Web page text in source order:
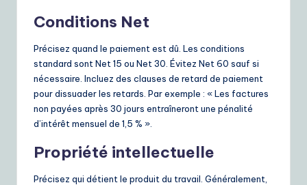
Conditions Net
Précisez quand le paiement est dû. Les conditions
standard sont Net 15 ou Net 30. Évitez Net 60 sauf si
nécessaire. Incluez des clauses de retard de paiement
pour dissuader les retards. Par exemple : « Les factures
non payées après 30 jours entraîneront une pénalité
d’intérêt mensuel de 1,5 % ».
Propriété intellectuelle
Précisez qui détient le produit du travail. Généralement,